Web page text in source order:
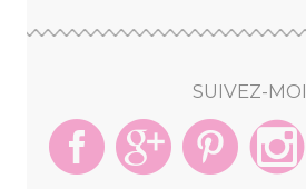
SUIVEZ-MOI